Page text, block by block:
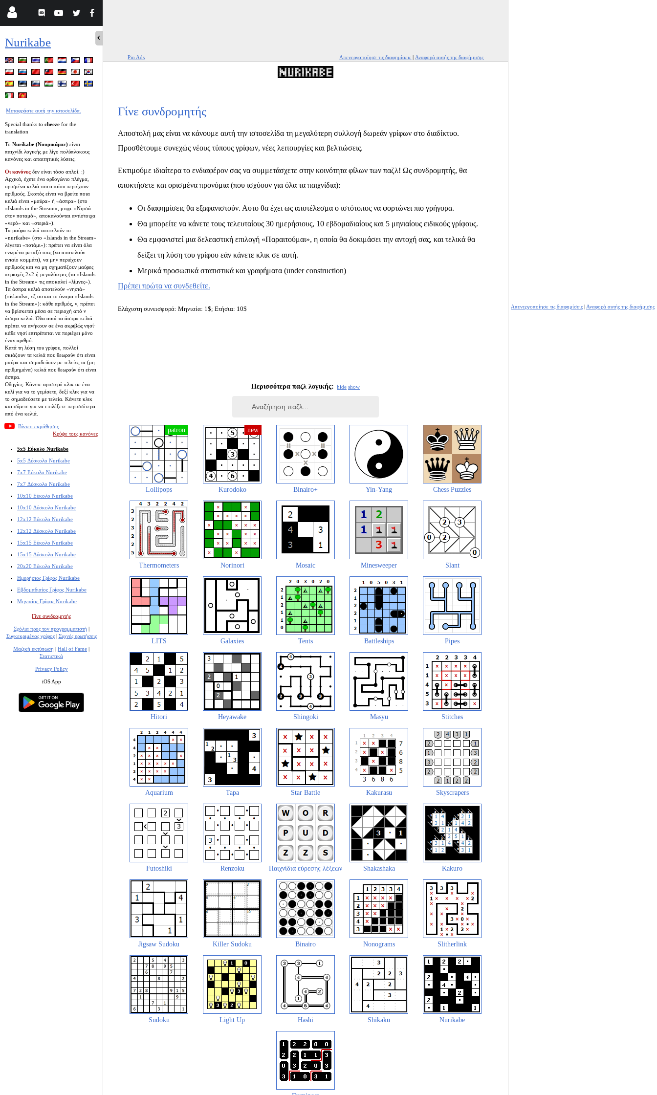
Nurikabe
Μεταφράστε αυτή την ιστοσελίδα.
Special thanks to cheeze for the
translation
Το Nurikabe (Νουρικάμπε) είναι
παιχνίδι λογικής με λίγο πολύπλοκους
κανόνες και απαιτητικές λύσεις.
Οι κανόνες δεν είναι τόσο απλοί. :)
Αρχικά, έχετε ένα ορθογώνιο πλέγμα,
ορισμένα κελιά του οποίου περιέχουν
αριθμούς. Σκοπός είναι να βρείτε ποια
κελιά είναι «μαύρα» ή «άσπρα» (στο
«Islands in the Stream», μτφρ. «Νησιά
στον ποταμό», αποκαλούνται αντίστοιχα
«νερό» και «στεριά»).
Τα μαύρα κελιά αποτελούν το
«nurikabe» (στο «Islands in the Stream»
λέγεται «ποτάμι»): πρέπει να είναι όλα
ενωμένα μεταξύ τους (να αποτελούν
ενιαίο κομμάτι), να μην περιέχουν
αριθμούς και να μη σχηματίζουν μαύρες
περιοχές 2x2 ή μεγαλύτερες (το «Islands
in the Stream» τις αποκαλεί «λίμνες»).
Τα άσπρα κελιά αποτελούν «νησιά»
(«islands», εξ ου και το όνομα «Islands
in the Stream»): κάθε αριθμός, ν, πρέπει
να βρίσκεται μέσα σε περιοχή από ν
άσπρα κελιά. Όλα αυτά τα άσπρα κελιά
πρέπει να ανήκουν σε ένα ακριβώς νησί·
κάθε νησί επιτρέπεται να περιέχει μόνο
έναν αριθμό.
Κατά τη λύση του γρίφου, πολλοί
σκιάζουν τα κελιά που θεωρούν ότι είναι
μαύρα και σημαδεύουν με τελείες τα (μη
αριθμημένα) κελιά που θεωρούν ότι είναι
άσπρα.
Οδηγίες: Κάνετε αριστερό κλικ σε ένα
κελί για να το γεμίσετε, δεξί κλικ για να
το σημαδεύσετε με τελεία. Κάνετε κλικ
και σύρετε για να επιλέξετε περισσότερα
από ένα κελιά.
Βίντεο εκμάθησης
Κρύψε τους κανόνες
5x5 Εύκολο Nurikabe
5x5 Δύσκολο Nurikabe
7x7 Εύκολο Nurikabe
7x7 Δύσκολο Nurikabe
10x10 Εύκολο Nurikabe
10x10 Δύσκολο Nurikabe
12x12 Εύκολο Nurikabe
12x12 Δύσκολο Nurikabe
15x15 Εύκολο Nurikabe
15x15 Δύσκολο Nurikabe
20x20 Εύκολο Nurikabe
Ημερήσιος Γρίφος Nurikabe
Εβδομαδιαίος Γρίφος Nurikabe
Μηνιαίος Γρίφος Nurikabe
Γίνε συνδρομητής
Σχόλια προς τον προγραμματιστή |
Συγκεκριμένος γρίφος| Συχνές ερωτήσεις
Μαζική εκτύπωση | Hall of Fame |
Στατιστικά
Privacy Policy
iOS App
Pin Ads Απενεργοποίησε τις διαφημίσεις | Αναφορά αυτής της διαφήμισης
Γίνε συνδρομητής
Αποστολή μας είναι να κάνουμε αυτή την ιστοσελίδα τη μεγαλύτερη συλλογή δωρεάν γρίφων στο διαδίκτυο.
Προσθέτουμε συνεχώς νέους τύπους γρίφων, νέες λειτουργίες και βελτιώσεις.
Εκτιμούμε ιδιαίτερα το ενδιαφέρον σας να συμμετάσχετε στην κοινότητα φίλων των παζλ! Ως συνδρομητής, θα
αποκτήσετε και ορισμένα προνόμια (που ισχύουν για όλα τα παιχνίδια):
Οι διαφημίσεις θα εξαφανιστούν. Αυτο θα έχει ως αποτέλεσμα ο ιστότοπος να φορτώνει πιο γρήγορα.
Θα μπορείτε να κάνετε τους τελευταίους 30 ημερήσιους, 10 εβδομαδιαίους και 5 μηνιαίους ειδικούς γρίφους.
Θα εμφανιστεί μια δελεαστική επιλογή «Παραιτούμαι», η οποία θα δοκιμάσει την αντοχή σας, και τελικά θα
δείξει τη λύση του γρίφου εάν κάνετε κλικ σε αυτή.
Μερικά προσωπικά στατιστικά και γραφήματα (under construction)
Πρέπει πρώτα να συνδεθείτε.
Ελάχιστη συνεισφορά: Μηνιαία: 1$; Ετήσια: 10$
Περισσότερα παζλ λογικής: hide show
Lollipops Kurodoko Binairo+ Yin-Yang Chess Puzzles
Thermometers Norinori Mosaic Minesweeper Slant
LITS Galaxies Tents Battleships Pipes
Hitori Heyawake Shingoki Masyu Stitches
Aquarium Tapa Star Battle Kakurasu Skyscrapers
Futoshiki Renzoku Παιχνίδια εύρεσης λέξεων Shakashaka Kakuro
Jigsaw Sudoku Killer Sudoku Binairo Nonograms Slitherlink
Sudoku Light Up Hashi Shikaku Nurikabe
Απενεργοποίησε τις διαφημίσεις | Αναφορά αυτής της διαφήμισης